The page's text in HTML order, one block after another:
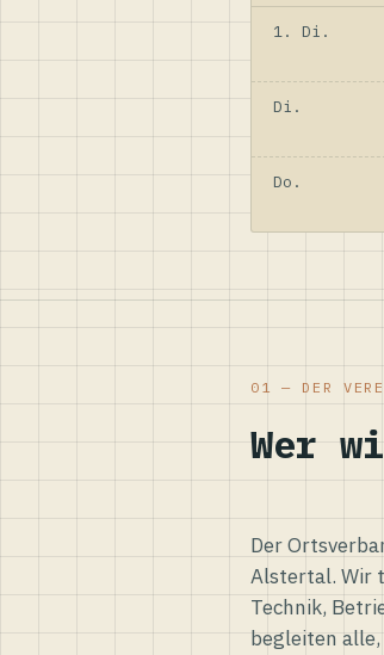
1. Di.
Di.
Do.
01 — DER
Wer
Der
Alstertal. Wir
Technik,
begleiten